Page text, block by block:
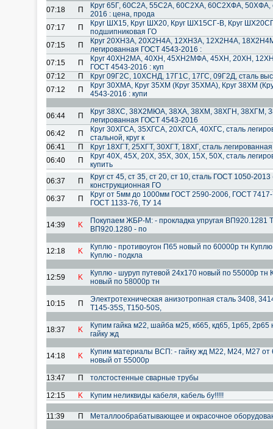
07:18 П
Круг 65Г, 60С2А, 55С2А, 60С2ХА, 60С2ХФА, 50ХФА,
2016 : цена, прода
07:17
П
Круг ШХ15, Круг ШХ20, Круг ШХ15СГ-В, Круг
подшипниковая ГО
07:15
П
Круг 20ХН3А, 20Х2Н4А, 12ХН3А, 12Х2Н4А,
легированная ГОСТ 4543-2016 :
07:15
П
Круг 40ХН2МА, 40ХН, 45ХН2МФА, 45ХН, 20ХН,
ГОСТ 4543-2016 : куп
07:12
П
Круг 09Г2С, 10ХСНД, 17Г1С, 17ГС, 09Г2Д, сталь
07:12
П
Круг 30ХМА, Круг 35ХМ (Круг 35ХМА), Круг 38ХМ
4543-2016 : купи
06:44 П
Круг 38ХС, 38Х2МЮА, 38ХА, 38ХМ, 38ХГН, 38ХГМ,
легированная ГОСТ 4543-2016
06:42
П
Круг 30ХГСА, 35ХГСА, 20ХГСА, 40ХГС, сталь
стальной, круг к
06:41
П
Круг 18ХГТ, 25ХГТ, 30ХГТ, 18ХГ, сталь
06:40
П
Круг 40Х, 45Х, 20Х, 35Х, 30Х, 15Х, 50Х, сталь
купить
06:37
П
Круг ст 45, ст 35, ст 20, ст 10, сталь ГОСТ 1050-
конструкционная ГО
06:37
П
Круг от 5мм до 1000мм ГОСТ 2590-2006, ГОСТ
ГОСТ 1133-76, ТУ 14
14:39 K
Покупаем ЖБР-М: - прокладка упругая ВП920.1281
ВП920.1280 - по
12:18 K
Куплю - противоугон П65 новый по 60000р тн
Куплю - подкла
12:59 K
Куплю - шуруп путевой 24х170 новый по 55000р тн
новый по 58000р тн
10:15 П
Электротехническая анизотропная сталь 3408,
T145-35S, T150-50S,
18:37 K
Купим гайка м22, шайба м25, кб65, кд65, 1р65,
гайку жд
14:18 K
Купим материалы ВСП: - гайку жд М22, М24, М27 от
новый от 55000р
13:47 П толстостенные сварные трубы
12:15 K Купим неликвиды кабеля, кабель бу!!!!!
11:39 П Металлообрабатывающее и окрасочное